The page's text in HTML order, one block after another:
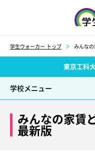
学生ウォーカー トップ みんな
東京工科
学校メニュー
みんなの家賃
最新版